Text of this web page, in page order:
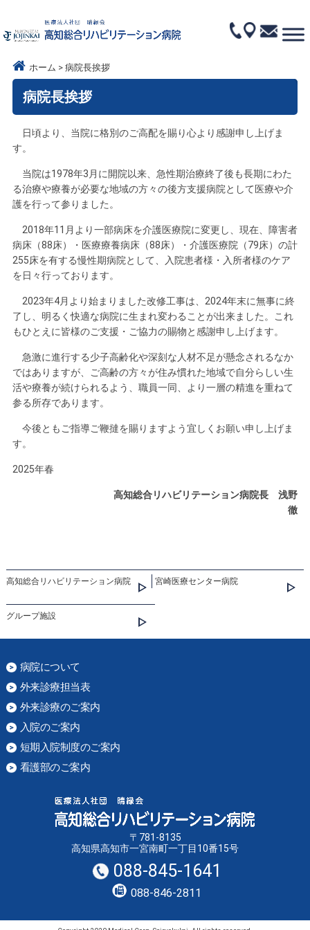
ホーム 病院長挨拶
病院長挨拶
日頃より、当院に格別のご高配を賜り心より感謝申し上げま
す。
当院は1978年3月に開院以来、急性期治療終了後も長期にわた
る治療や療養が必要な地域の方々の後方支援病院として医療や介
護を行って参りました。
2018年11月より一部病床を介護医療院に変更し、現在、障害者
病床（88床）・医療療養病床（88床）・介護医療院（79床）の計
255床を有する慢性期病院として、入院患者様・入所者様のケア
を日々行っております。
2023年4月より始まりました改修工事は、2024年末に無事に終
了し、明るく快適な病院に生まれ変わることが出来ました。これ
もひとえに皆様のご支援・ご協力の賜物と感謝申し上げます。
急激に進行する少子高齢化や深刻な人材不足が懸念されるなか
ではありますが、ご高齢の方々が住み慣れた地域で自分らしい生
活や療養が続けられるよう、職員一同、より一層の精進を重ねて
参る所存であります。
今後ともご指導ご鞭撻を賜りますよう宜しくお願い申し上げま
す。
2025年春
高知総合リハビリテーション病院長 浅野
徹
高知総合リハビリテーション病院 宮崎医療センター病院
グループ施設
病院について
外来診療担当表
外来診療のご案内
入院のご案内
短期入院制度のご案内
看護部のご案内
〒781-8135
高知県高知市一宮南町一丁目10番15号
088-845-1641
088-846-2811